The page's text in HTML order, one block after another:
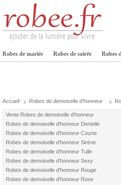
Robes de mariée Robes de soirée Robes
Accueil Robes de demoiselle d'honneur
Vente Robes de demoiselle d'honneur
Robes de demoiselle d'honneur Dentelle
Robes de demoiselle d'honneur Courte
Robes de demoiselle d'honneur Sirène
Robes de demoiselle d'honneur Tulle
Robes de demoiselle d'honneur Sexy
Robes de demoiselle d'honneur Rouge
Robes de demoiselle d'honneur Rose